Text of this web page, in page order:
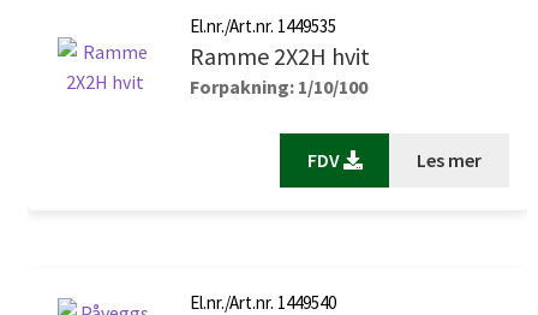
El.nr./Art.nr. 1449535
Ramme 2X2H hvit
Forpakning: 1/10/100
FDV Les mer
El.nr./Art.nr. 1449540